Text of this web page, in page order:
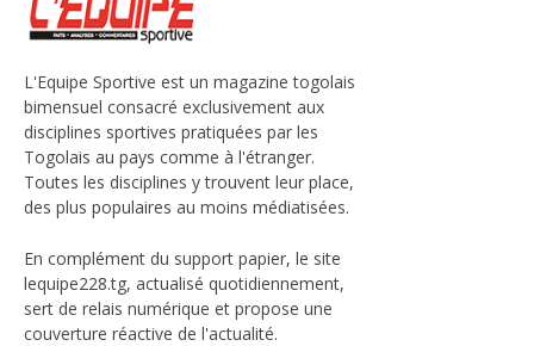
L'Equipe Sportive est un magazine togolais
bimensuel consacré exclusivement aux
disciplines sportives pratiquées par les
Togolais au pays comme à l'étranger.
Toutes les disciplines y trouvent leur place,
des plus populaires au moins médiatisées.
En complément du support papier, le site
lequipe228.tg, actualisé quotidiennement,
sert de relais numérique et propose une
couverture réactive de l'actualité.